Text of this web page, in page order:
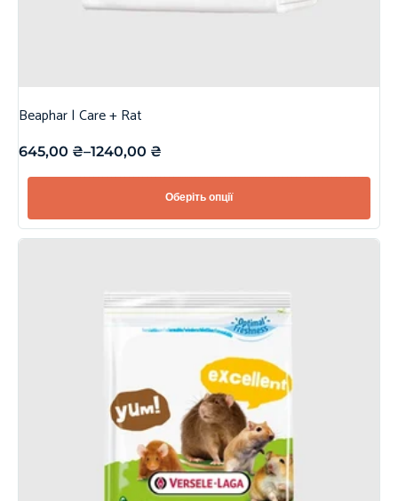
Beaphar | Care + Rat
645,00 ₴–1240,00 ₴
Оберіть опції